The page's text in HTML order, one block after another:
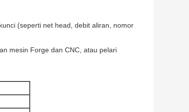
(seperti net head, debit aliran, nomor
mesin Forge dan CNC, atau pelari